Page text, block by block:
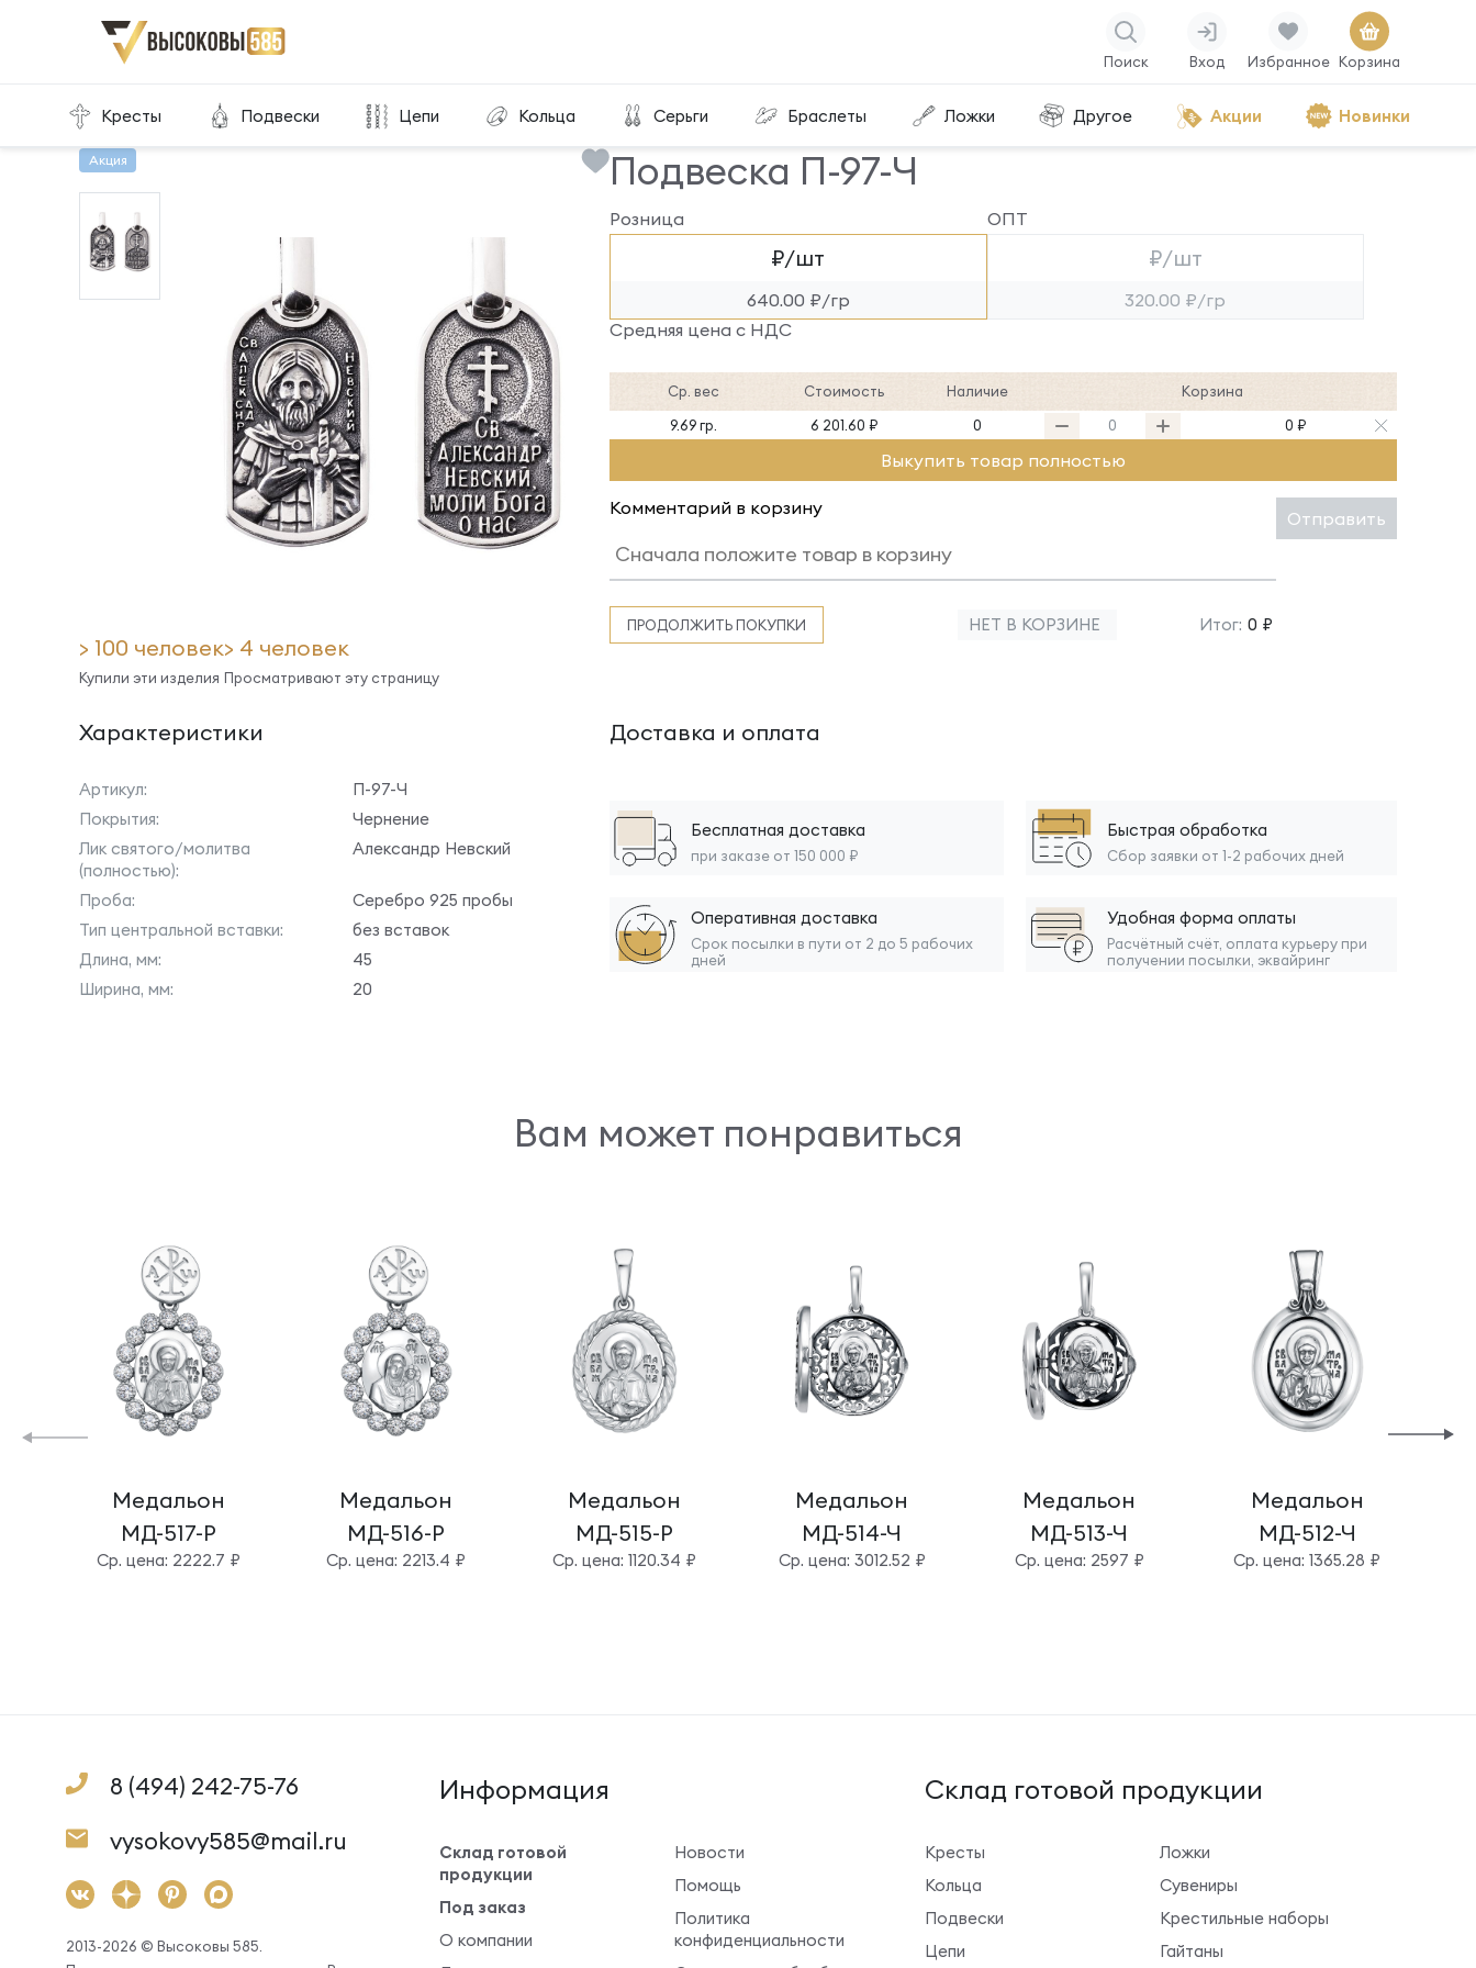
Поиск Вход Избранное Корзина
Кресты Подвески Цепи Кольца Серьги Браслеты Ложки Другое Акции Новинки
Главная Склад готовой продукции Подвеска П-97-Ч
Акция
> 100 человек
Купили эти изделия
> 4 человек
Просматривают эту страницу
Подвеска П-97-Ч
Розница
₽/шт
640.00 ₽/гр
ОПТ
₽/шт
320.00 ₽/гр
Средняя цена с НДС
Ср. вес Стоимость Наличие
Корзина
9.69 гр.
6 201.60 ₽ 0 0 ₽
Выкупить товар полностью
Комментарий в корзину Отправить
ПРОДОЛЖИТЬ ПОКУПКИ НЕТ В КОРЗИНЕ Итог: 0 ₽
Характеристики
Артикул:
П-97-Ч
Покрытия:
Чернение
Лик святого/молитва
(полностью):
Александр Невский
Проба:
Серебро 925 пробы
Тип центральной вставки:
без вставок
Длина, мм:
45
Ширина, мм:
20
Доставка и оплата
Бесплатная доставка
при заказе от 150 000 ₽
Быстрая обработка
Сбор заявки от 1-2 рабочих дней
Оперативная доставка
Срок посылки в пути от 2 до 5 рабочих
дней
Удобная форма оплаты
Расчётный счёт, оплата курьеру при
получении посылки, эквайринг
Вам может понравиться
Медальон
МД-517-Р
Cр. цена: 2222.7 ₽
Медальон
МД-516-Р
Cр. цена: 2213.4 ₽
Медальон
МД-515-Р
Cр. цена: 1120.34 ₽
Медальон
МД-514-Ч
Cр. цена: 3012.52 ₽
Медальон
МД-513-Ч
Cр. цена: 2597 ₽
Медальон
МД-512-Ч
Cр. цена: 1365.28 ₽
8 (494) 242-75-76
vysokovy585@mail.ru
2013-2026 © Высоковы 585.
Информация
Склад готовой
продукции
Под заказ
О компании
Новости
Помощь
Политика
конфиденциальности
Cклад готовой продукции
Кресты
Кольца
Подвески
Цепи
Ложки
Сувениры
Крестильные наборы
Гайтаны